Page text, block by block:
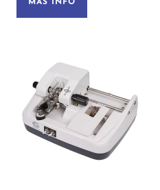
MÁS INFO